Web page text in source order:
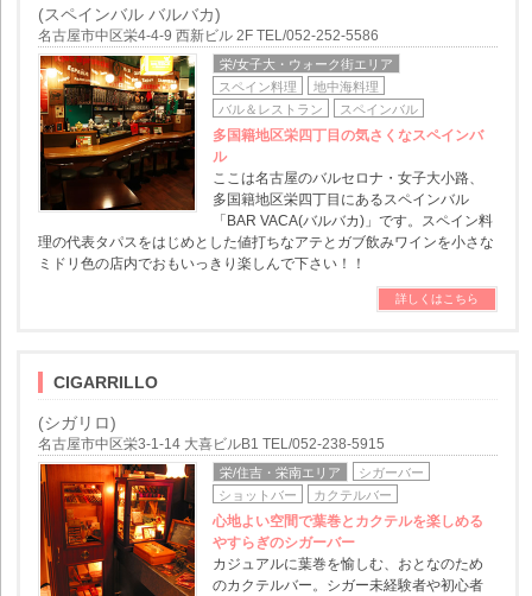
(スペインバル バルバカ)
名古屋市中区栄4-4-9 西新ビル 2F TEL/052-252-5586
栄/女子大・ウォーク街エリア
スペイン料理
地中海料理
バル＆レストラン
スペインバル
多国籍地区栄四丁目の気さくなスペインバ
ル
ここは名古屋のバルセロナ・女子大小路、
多国籍地区栄四丁目にあるスペインバル
「BAR VACA(バルバカ)」です。スペイン料
理の代表タパスをはじめとした値打ちなアテとガブ飲みワインを小さな
ミドリ色の店内でおもいっきり楽しんで下さい！！
詳しくはこちら
CIGARRILLO
(シガリロ)
名古屋市中区栄3-1-14 大喜ビルB1 TEL/052-238-5915
栄/住吉・栄南エリア
シガーバー
ショットバー
カクテルバー
心地よい空間で葉巻とカクテルを楽しめる
やすらぎのシガーバー
カジュアルに葉巻を愉しむ、おとなのため
のカクテルバー。シガー未経験者や初心者